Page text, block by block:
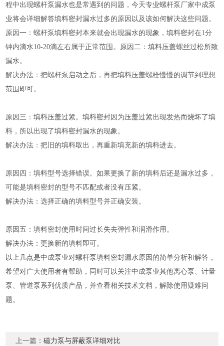
程中出现螺杆泵漏水也是常遇到的问题，今天专业螺杆泵厂家中成泵
业将会详细解答填料密封漏水过多的原因以及该如何解决这些问题。
原因一：螺杆泵填料密封本来就会出现漏水的现象，填料密封在1分
钟内滴水10-20滴左右属于正常范围。原因二：填料压盖螺丝过松所致
漏水。
解决办法：把螺杆泵启动之后，再把填料压盖螺栓慢慢的调节到理想
范围即可。
原因三：填料压盖过紧。填料密封因为压盖过紧出现发热而烧坏了填
料，所以出现了填料密封漏水的现象。
解决办法：把旧的填料取出，再重新填充新的填料进去。
原因四：填料型号选择错误。如果更换了新的填料后还是漏水过多，
可能是填料密封的型号不匹配或者没有压紧。
解决办法：选择正确的填料型号并正确安装。
原因五：填料密封使用时间过长失去弹性和润滑作用。
解决办法：更换新的填料即可。
以上几点是中成泵业对螺杆泵填料密封漏水原因的简单分析和解答，
希望对广大使用者有帮助，同时可以关注中成泵业其他离心泵、计量
泵、管道泵系列优质产品，并查看相关技术文档，解除使用疑难问
题。
上一篇：磁力泵与屏蔽泵详细对比